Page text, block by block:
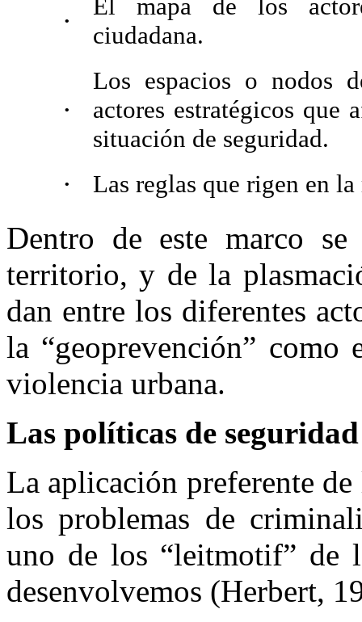
•
El mapa de los
ciudadana.
•
Los espacios o nodos
actores estratégicos que
situación de seguridad.
• Las reglas que rigen en
Dentro de este marco
territorio, y de la
dan entre los diferentes
la “geoprevención” como
violencia urbana.
Las políticas de
La aplicación preferente
los problemas de
uno de los “leitmotif” de
desenvolvemos (Herbert,